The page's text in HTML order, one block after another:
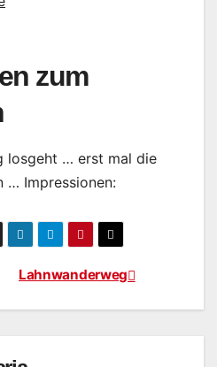
zum
losgeht … erst mal die
… Impressionen:
Lahnwanderweg